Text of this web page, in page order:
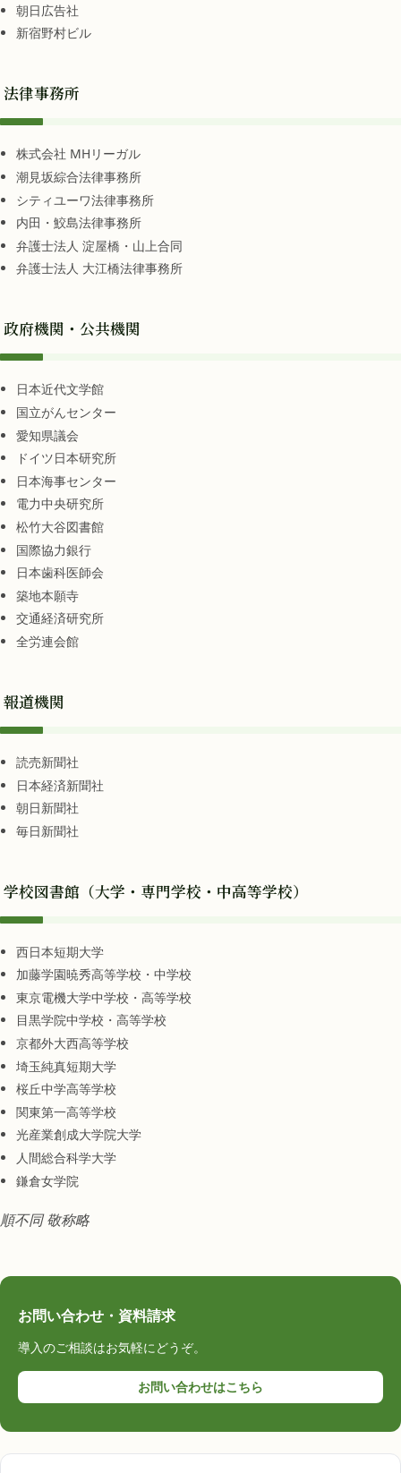
朝日広告社
新宿野村ビル
法律事務所
株式会社 MHリーガル
潮見坂綜合法律事務所
シティユーワ法律事務所
内田・鮫島法律事務所
弁護士法人 淀屋橋・山上合同
弁護士法人 大江橋法律事務所
政府機関・公共機関
日本近代文学館
国立がんセンター
愛知県議会
ドイツ日本研究所
日本海事センター
電力中央研究所
松竹大谷図書館
国際協力銀行
日本歯科医師会
築地本願寺
交通経済研究所
全労連会館
報道機関
読売新聞社
日本経済新聞社
朝日新聞社
毎日新聞社
学校図書館（大学・専門学校・中高等学校）
西日本短期大学
加藤学園暁秀高等学校・中学校
東京電機大学中学校・高等学校
目黒学院中学校・高等学校
京都外大西高等学校
埼玉純真短期大学
桜丘中学高等学校
関東第一高等学校
光産業創成大学院大学
人間総合科学大学
鎌倉女学院
順不同 敬称略
お問い合わせ・資料請求
導入のご相談はお気軽にどうぞ。
お問い合わせはこちら